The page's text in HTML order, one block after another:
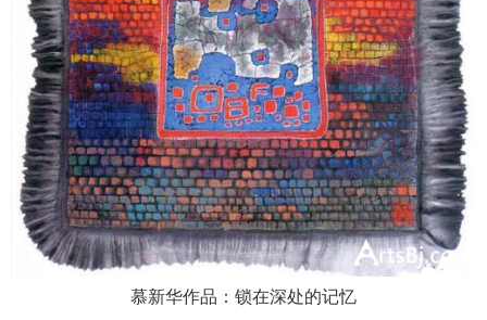
慕新华作品：锁在深处的记忆